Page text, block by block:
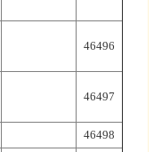
46496
46497
46498